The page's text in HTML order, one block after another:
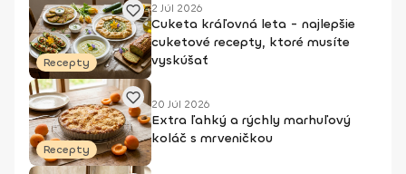
Recepty
2 Júl 2026
Cuketa kráľovná leta - najlepšie
cuketové recepty, ktoré musíte
vyskúšať
Recepty
20 Júl 2026
Extra ľahký a rýchly marhuľový
koláč s mrveničkou